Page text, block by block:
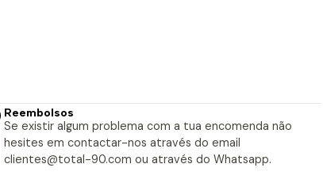
Reembolsos
Se existir algum problema com a tua encomenda não
hesites em contactar-nos através do email
clientes@total-90.com ou através do Whatsapp.